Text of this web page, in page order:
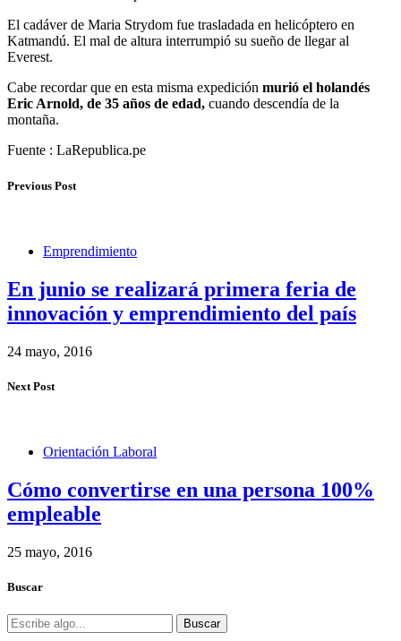
El cadáver de Maria Strydom fue trasladada en helicóptero en
Katmandú. El mal de altura interrumpió su sueño de llegar al
Everest.
Cabe recordar que en esta misma expedición murió el holandés
Eric Arnold, de 35 años de edad, cuando descendía de la
montaña.
Fuente : LaRepublica.pe
Previous Post
Emprendimiento
En junio se realizará primera feria de
innovación y emprendimiento del país
24 mayo, 2016
Next Post
Orientación Laboral
Cómo convertirse en una persona 100%
empleable
25 mayo, 2016
Buscar
Buscar